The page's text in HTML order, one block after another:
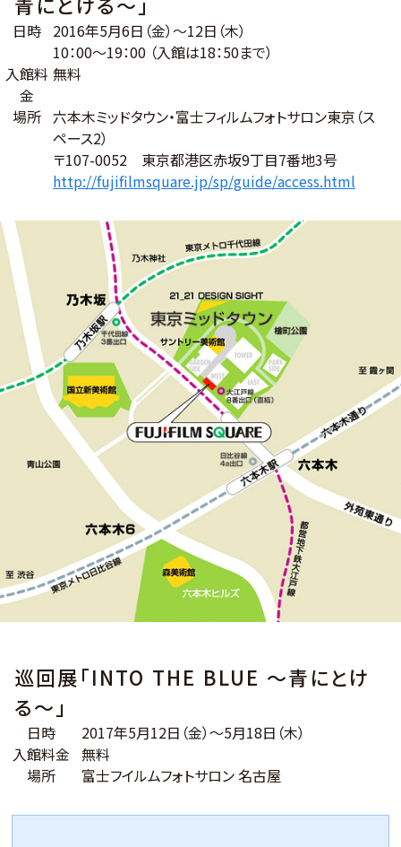
日時
2016年5月6日（金）～12日（木）
10：00～19：00 （入館は18：50まで）
入館料
金
無料
場所 六本木ミッドタウン・富士フィルムフォトサロン東京（ス
ペース2）
〒107-0052 東京都港区赤坂9丁目7番地3号
http://fujifilmsquare.jp/sp/guide/access.html
巡回展「INTO THE BLUE ～青にとけ
る～」
日時
2017年5月12日（金）～5月18日（木）
入館料金 無料
場所
富士フイルムフォトサロン 名古屋